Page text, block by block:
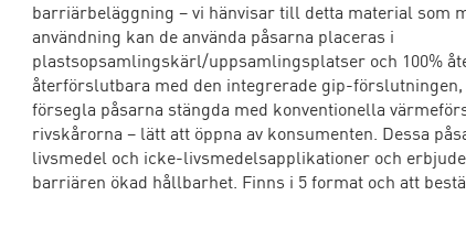
barriärbeläggning – vi hänvisar till detta material som
användning kan de använda påsarna placeras i
plastsopsamlingskärl/uppsamlingsplatser och 100%
återförslutbara med den integrerade gip-
försegla påsarna stängda med konventionella
rivskårorna – lätt att öppna av konsumenten. Dessa
livsmedel och icke-livsmedelsapplikationer och
barriären ökad hållbarhet. Finns i 5 format och att